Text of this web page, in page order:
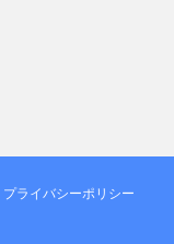
プライバシーポリシー